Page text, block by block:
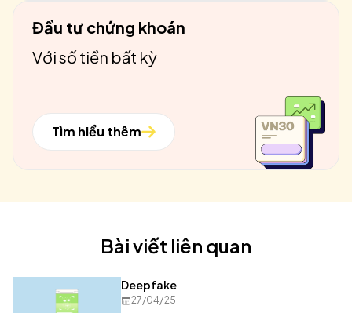
Đầu tư chứng khoán
Với số tiền bất kỳ
Tìm hiểu thêm
Bài viết liên quan
Deepfake
27/04/25